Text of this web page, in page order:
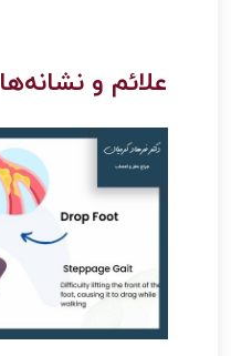
علائم و نشانه‌ها